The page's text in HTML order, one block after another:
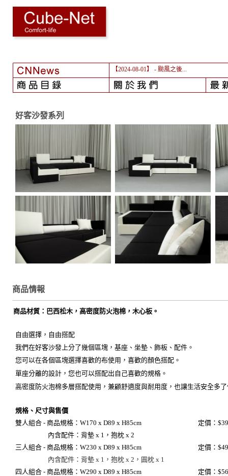
【2024-08-01】 - 颱風之後...
好客沙發系列
商品情報
商品材質：巴西松木，高密度防火泡棉，木心板。
自由選擇，自由搭配
我們在好客沙發上分了幾個區塊，基座、坐墊、飾板、配件。
您可以在各個區塊選擇喜歡的布使用，喜歡的顏色搭配。
單座分離的設計，您也可以搭配出自己喜歡的規格。
高密度防火泡棉多層搭配使用，兼顧舒適度與耐用度，也讓生活安全多
規格、尺寸與售價
雙人組合 - 商品規格：W170 x D89 x H85cm
定價：
內含配件：背墊 x 1，抱枕 x 2
三人組合 - 商品規格：W230 x D89 x H85cm
定價：
內含配件：背墊 x 1，抱枕 x 2，圓枕 x 1
四人組合 - 商品規格：W290 x D89 x H85cm
定價：